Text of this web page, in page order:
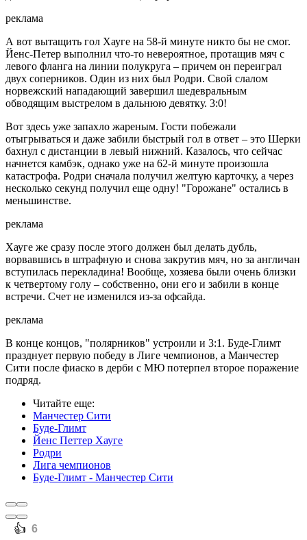
реклама
А вот вытащить гол Хауге на 58-й минуте никто бы не смог.
Йенс-Петер выполнил что-то невероятное, протащив мяч с
левого фланга на линии полукруга – причем он переиграл
двух соперников. Один из них был Родри. Свой слалом
норвежский нападающий завершил шедевральным
обводящим выстрелом в дальнюю девятку. 3:0!
Вот здесь уже запахло жареным. Гости побежали
отыгрываться и даже забили быстрый гол в ответ – это Шерки
бахнул с дистанции в левый нижний. Казалось, что сейчас
начнется камбэк, однако уже на 62-й минуте произошла
катастрофа. Родри сначала получил желтую карточку, а через
несколько секунд получил еще одну! "Горожане" остались в
меньшинстве.
реклама
Хауге же сразу после этого должен был делать дубль,
ворвавшись в штрафную и снова закрутив мяч, но за англичан
вступилась перекладина! Вообще, хозяева были очень близки
к четвертому голу – собственно, они его и забили в конце
встречи. Счет не изменился из-за офсайда.
реклама
В конце концов, "полярников" устроили и 3:1. Буде-Глимт
празднует первую победу в Лиге чемпионов, а Манчестер
Сити после фиаско в дерби с МЮ потерпел второе поражение
подряд.
Читайте еще:
Манчестер Сити
Буде-Глимт
Йенс Петтер Хауге
Родри
Лига чемпионов
Буде-Глимт - Манчестер Сити
️👍 6